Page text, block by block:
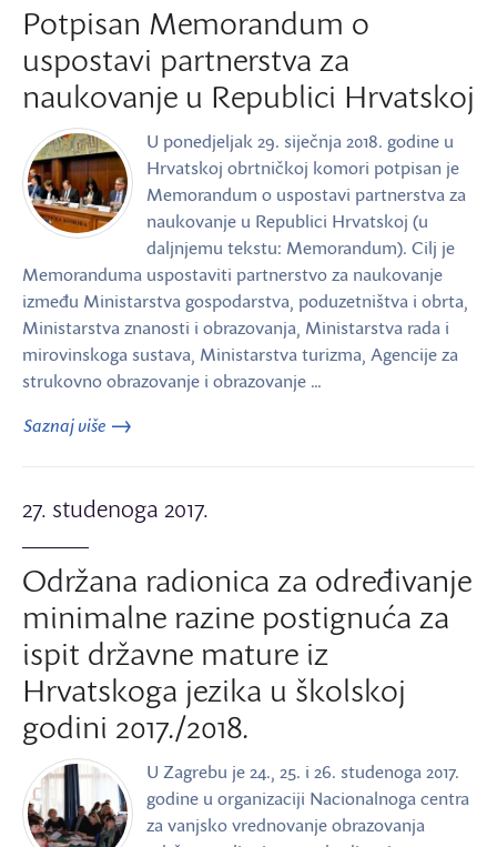
Potpisan Memorandum o
uspostavi partnerstva za
naukovanje u Republici Hrvatskoj
U ponedjeljak 29. siječnja 2018. godine u
Hrvatskoj obrtničkoj komori potpisan je
Memorandum o uspostavi partnerstva za
naukovanje u Republici Hrvatskoj (u
daljnjemu tekstu: Memorandum). Cilj je
Memoranduma uspostaviti partnerstvo za naukovanje
između Ministarstva gospodarstva, poduzetništva i obrta,
Ministarstva znanosti i obrazovanja, Ministarstva rada i
mirovinskoga sustava, Ministarstva turizma, Agencije za
strukovno obrazovanje i obrazovanje …
Saznaj više
27. studenoga 2017.
Održana radionica za određivanje
minimalne razine postignuća za
ispit državne mature iz
Hrvatskoga jezika u školskoj
godini 2017./2018.
U Zagrebu je 24., 25. i 26. studenoga 2017.
godine u organizaciji Nacionalnoga centra
za vanjsko vrednovanje obrazovanja